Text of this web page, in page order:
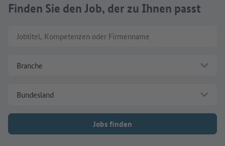
Finden Sie den Job, der zu Ihnen passt
Branche
Bundesland
Jobs finden